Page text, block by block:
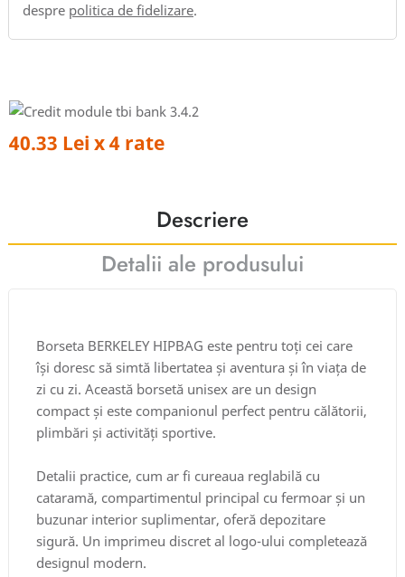
despre politica de fidelizare.
40.33 Lei x 4 rate
Descriere
Detalii ale produsului
Borseta BERKELEY HIPBAG este pentru toți cei care
își doresc să simtă libertatea și aventura și în viața de
zi cu zi. Această borsetă unisex are un design
compact și este companionul perfect pentru călătorii,
plimbări și activități sportive.
Detalii practice, cum ar fi cureaua reglabilă cu
cataramă, compartimentul principal cu fermoar și un
buzunar interior suplimentar, oferă depozitare
sigură. Un imprimeu discret al logo-ului completează
designul modern.